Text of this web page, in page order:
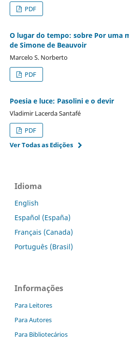
PDF
O lugar do tempo: sobre Por uma
de Simone de Beauvoir
Marcelo S. Norberto
PDF
Poesia e luce: Pasolini e o devir
Vladimir Lacerda Santafé
PDF
Ver Todas as Edições
Idioma
English
Español (España)
Français (Canada)
Português (Brasil)
Informações
Para Leitores
Para Autores
Para Bibliotecários